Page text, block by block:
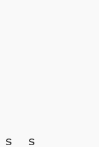
S
S